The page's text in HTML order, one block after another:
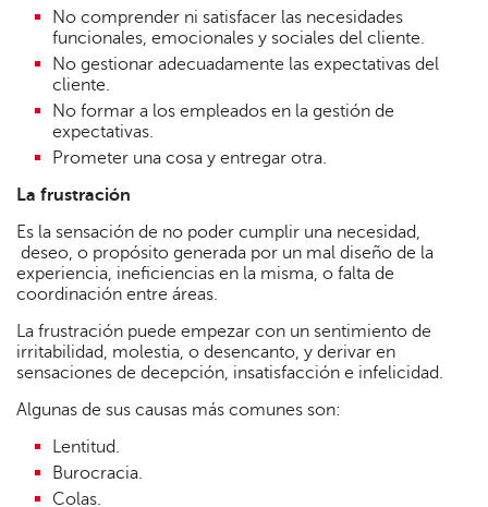
No comprender ni satisfacer las necesidades
funcionales, emocionales y sociales del cliente.
No gestionar adecuadamente las expectativas del
cliente.
No formar a los empleados en la gestión de
expectativas.
Prometer una cosa y entregar otra.
La frustración
Es la sensación de no poder cumplir una necesidad,
deseo, o propósito generada por un mal diseño de la
experiencia, ineficiencias en la misma, o falta de
coordinación entre áreas.
La frustración puede empezar con un sentimiento de
irritabilidad, molestia, o desencanto, y derivar en
sensaciones de decepción, insatisfacción e infelicidad.
Algunas de sus causas más comunes son:
Lentitud.
Burocracia.
Colas.